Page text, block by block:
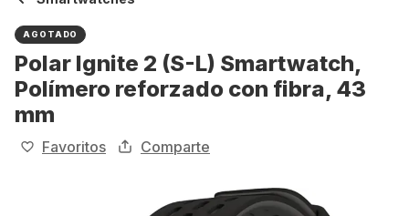
AGOTADO
Polar Ignite 2 (S-L) Smartwatch,
Polímero reforzado con fibra, 43
mm
Favoritos Comparte